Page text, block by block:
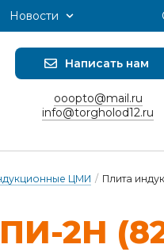
Новости
Написать нам
ooopto@mail.ru
info@torgholod12.ru
ЦМИ / Плита
2Н